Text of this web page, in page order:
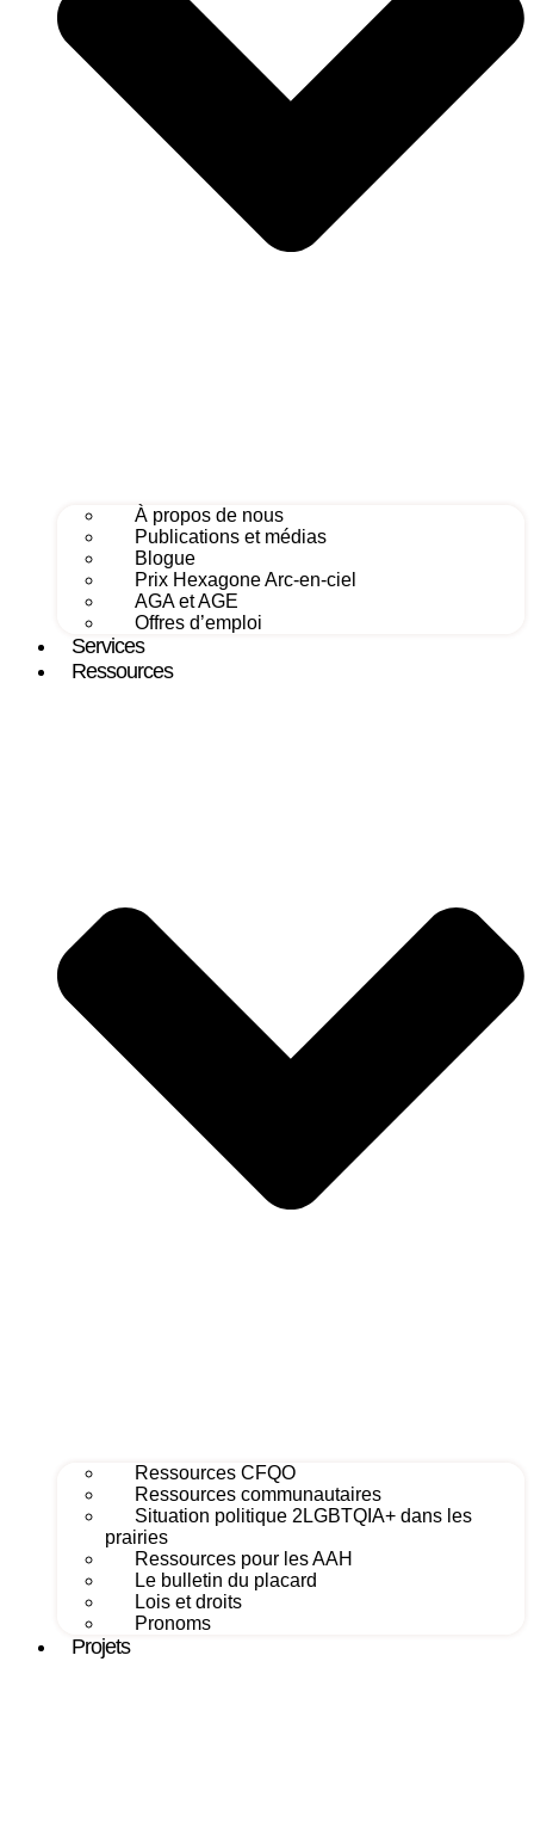
À propos de nous
Publications et médias
Blogue
Prix Hexagone Arc-en-ciel
AGA et AGE
Offres d’emploi
Services
Ressources
Ressources CFQO
Ressources communautaires
Situation politique 2LGBTQIA+ dans les
prairies
Ressources pour les AAH
Le bulletin du placard
Lois et droits
Pronoms
Projets